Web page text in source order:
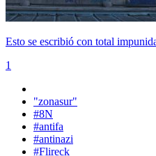
Esto se escribió con total
1
"zonasur"
#8N
#antifa
#antinazi
#Flireck